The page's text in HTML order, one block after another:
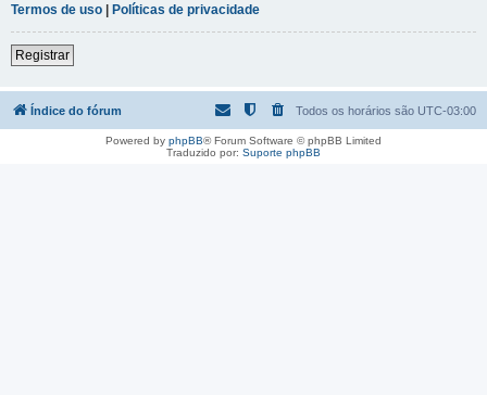
Termos de uso | Políticas de privacidade
Registrar
Índice do fórum Todos os horários são UTC-03:00
Powered by phpBB® Forum Software © phpBB Limited
Traduzido por: Suporte phpBB